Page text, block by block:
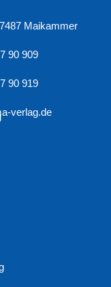
Maikammer
90 909
90 919
verlag.de